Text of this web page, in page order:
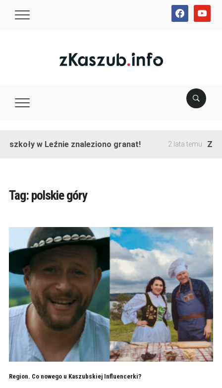
facebookyoutube
szkoły w Leźnie znaleziono granat! 2 lata temu
Tag: polskie góry
Region. Co nowego u Kaszubskiej Influencerki?